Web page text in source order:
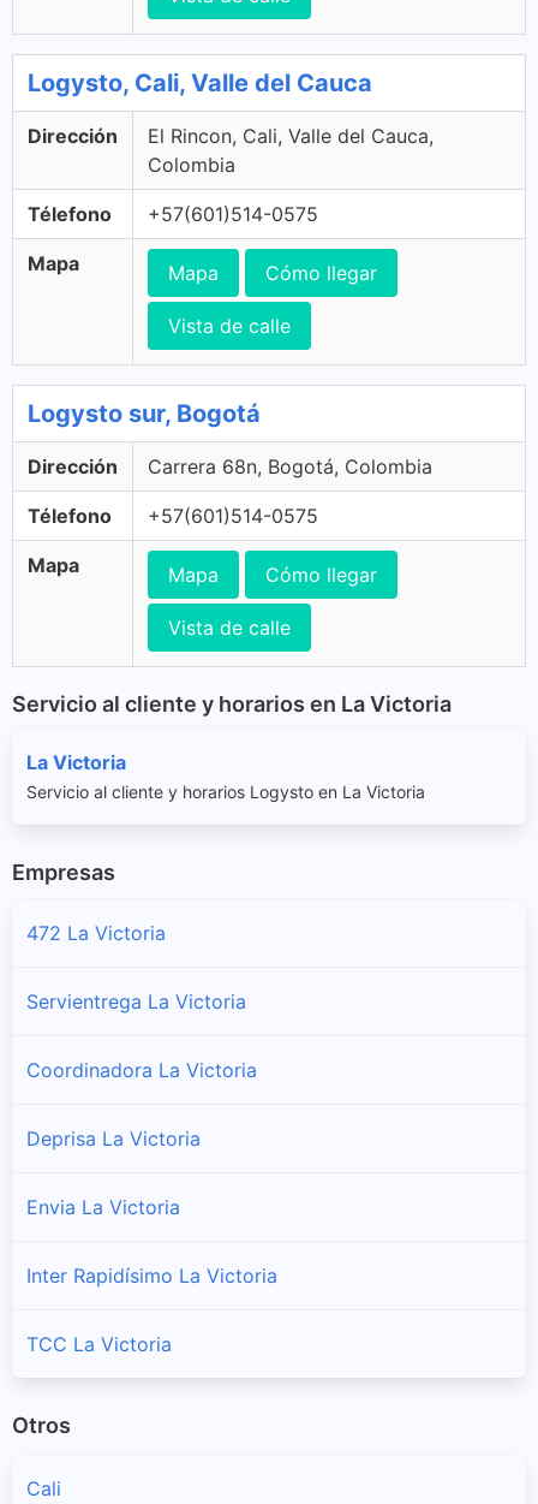
Logysto, Cali, Valle del Cauca
Dirección
El Rincon, Cali, Valle del Cauca,
Colombia
Télefono +57(601)514-0575
Mapa Mapa Cómo llegar
Vista de calle
Logysto sur, Bogotá
Dirección Carrera 68n, Bogotá, Colombia
Télefono +57(601)514-0575
Mapa Mapa Cómo llegar
Vista de calle
Servicio al cliente y horarios en La Victoria
La Victoria
Servicio al cliente y horarios Logysto en La Victoria
Empresas
472 La Victoria
Servientrega La Victoria
Coordinadora La Victoria
Deprisa La Victoria
Envia La Victoria
Inter Rapidísimo La Victoria
TCC La Victoria
Otros
Cali